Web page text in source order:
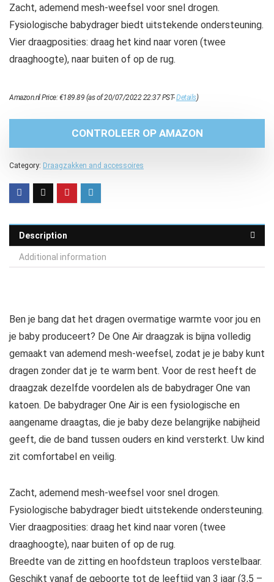
Zacht, ademend mesh-weefsel voor snel drogen.
Fysiologische babydrager biedt uitstekende ondersteuning.
Vier draagposities: draag het kind naar voren (twee
draaghoogte), naar buiten of op de rug.
Amazon.nl Price:€189.89 (as of 20/07/2022 22:37 PST-Details)
CONTROLEER OP AMAZON
Category: Draagzakken and accessoires
Description
Additional information
Ben je bang dat het dragen overmatige warmte voor jou en
je baby produceert? De One Air draagzak is bijna volledig
gemaakt van ademend mesh-weefsel, zodat je je baby kunt
dragen zonder dat je te warm bent. Voor de rest heeft de
draagzak dezelfde voordelen als de babydrager One van
katoen. De babydrager One Air is een fysiologische en
aangename draagtas, die je baby deze belangrijke nabijheid
geeft, die de band tussen ouders en kind versterkt. Uw kind
zit comfortabel en veilig.
Zacht, ademend mesh-weefsel voor snel drogen.
Fysiologische babydrager biedt uitstekende ondersteuning.
Vier draagposities: draag het kind naar voren (twee
draaghoogte), naar buiten of op de rug.
Breedte van de zitting en hoofdsteun traploos verstelbaar.
Geschikt vanaf de geboorte tot de leeftijd van 3 jaar (3,5 –